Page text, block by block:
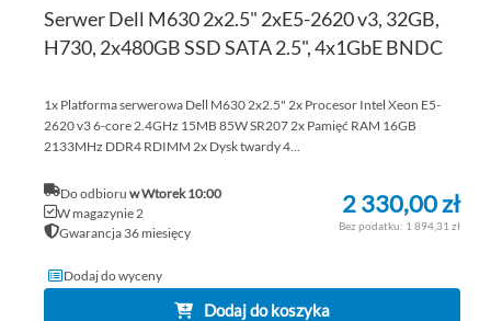
Serwer Dell M630 2x2.5" 2xE5-2620 v3, 32GB,
H730, 2x480GB SSD SATA 2.5", 4x1GbE BNDC
1x Platforma serwerowa Dell M630 2x2.5" 2x Procesor Intel Xeon E5-
2620 v3 6-core 2.4GHz 15MB 85W SR207 2x Pamięć RAM 16GB
2133MHz DDR4 RDIMM 2x Dysk twardy 4...
Do odbioruw Wtorek 10:00
W magazynie 2
Gwarancja 36 miesięcy
2 330,00 zł
1 894,31 zł
Dodaj do wyceny
Dodaj do koszyka